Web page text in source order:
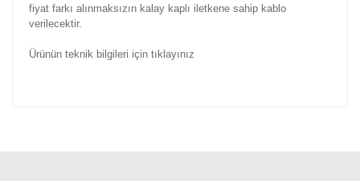
fiyat farkı alınmaksızın kalay kaplı iletkene sahip kablo
verilecektir.
Ürünün teknik bilgileri için tıklayınız